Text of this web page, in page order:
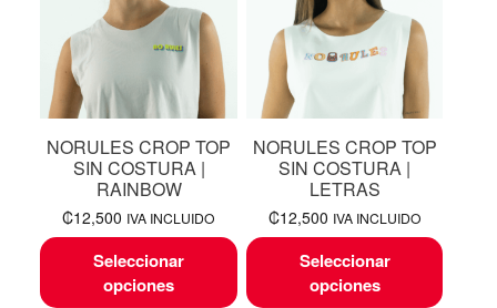
NORULES CROP TOP
SIN COSTURA |
RAINBOW
₡12,500 IVA INCLUIDO
Seleccionar
opciones
NORULES CROP TOP
SIN COSTURA |
LETRAS
₡12,500 IVA INCLUIDO
Seleccionar
opciones